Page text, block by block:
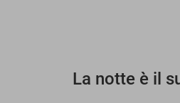
La notte è il